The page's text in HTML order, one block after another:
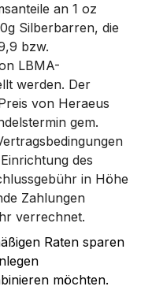
an 1 oz
Silberbarren, die
bzw.
LBMA-
werden. Der
von Heraeus
gem.
des
in Höhe
Zahlungen
verrechnet.
Raten sparen
möchten.